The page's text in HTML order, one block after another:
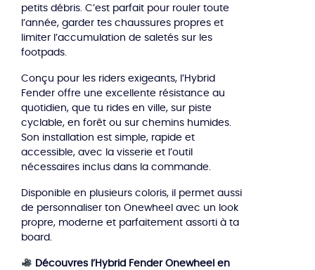
petits débris. C’est parfait pour rouler toute
l’année, garder tes chaussures propres et
limiter l’accumulation de saletés sur les
footpads.
Conçu pour les riders exigeants, l’Hybrid
Fender offre une excellente résistance au
quotidien, que tu rides en ville, sur piste
cyclable, en forêt ou sur chemins humides.
Son installation est simple, rapide et
accessible, avec la visserie et l’outil
nécessaires inclus dans la commande.
Disponible en plusieurs coloris, il permet aussi
de personnaliser ton Onewheel avec un look
propre, moderne et parfaitement assorti à ta
board.
Découvres l’Hybrid Fender Onewheel en